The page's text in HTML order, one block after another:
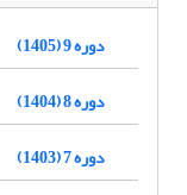
دوره 9 (1405)
دوره 8 (1404)
دوره 7 (1403)